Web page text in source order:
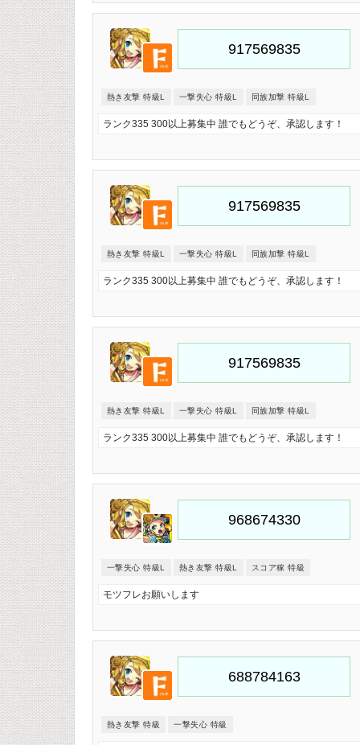
熱き友撃 特級L 一撃失心 特級L 同族加撃 特級L
ランク335 300以上募集中 誰でもどうぞ、承認します！
熱き友撃 特級L 一撃失心 特級L 同族加撃 特級L
ランク335 300以上募集中 誰でもどうぞ、承認します！
熱き友撃 特級L 一撃失心 特級L 同族加撃 特級L
ランク335 300以上募集中 誰でもどうぞ、承認します！
一撃失心 特級L 熱き友撃 特級L スコア稼 特級
モツフレお願いします
熱き友撃 特級 一撃失心 特級